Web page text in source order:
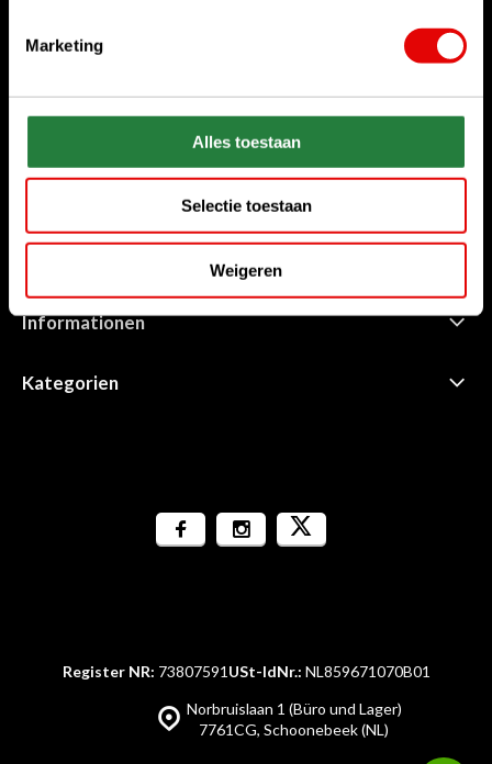
Marketing
Alles toestaan
Selectie toestaan
Weigeren
Start chat
Senden Sie uns eine E-Mail
sales@golfdriver.nl
Informationen
Kategorien
Norbruislaan 1 (Büro und Lager)
7761CG, Schoonebeek (NL)
Register NR: 73807591 USt-IdNr.: NL859671070B01